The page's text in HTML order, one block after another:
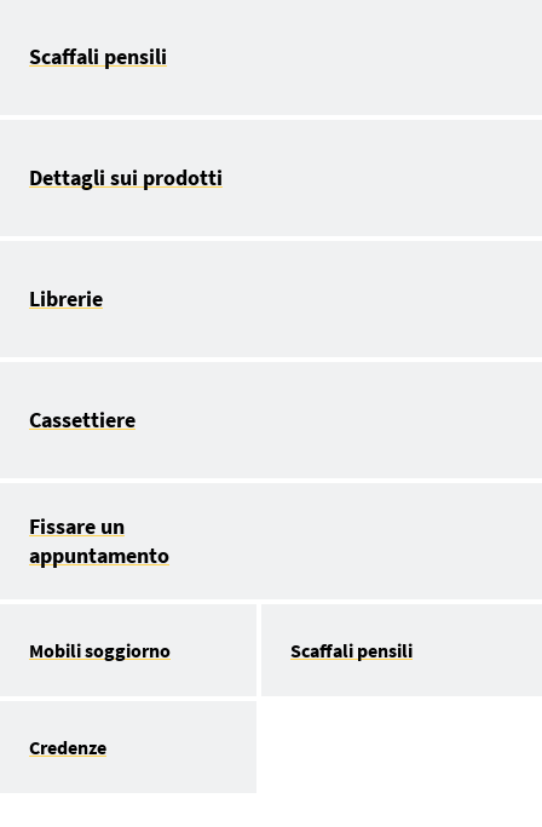
Scaffali pensili
Dettagli sui prodotti
Librerie
Cassettiere
Fissare un
appuntamento
Mobili soggiorno Scaffali pensili
Credenze